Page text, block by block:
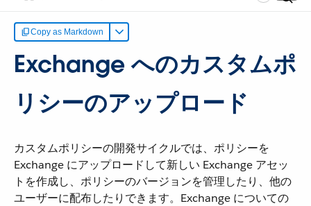
Copy as Markdown
Exchange へのカスタムポ
リシーのアップロード
カスタムポリシーの開発サイクルでは、ポリシーを
Exchange にアップロードして新しい Exchange アセッ
トを作成し、ポリシーのバージョンを管理したり、他の
ユーザーに配布したりできます。Exchange についての